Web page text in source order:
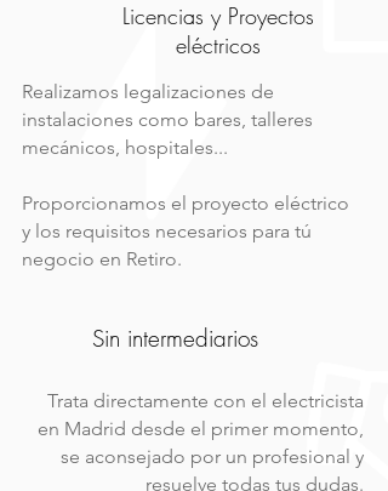
Licencias y Proyectos
eléctricos
Realizamos legalizaciones de
instalaciones como bares, talleres
mecánicos, hospitales...
Proporcionamos el proyecto eléctrico
y los requisitos necesarios para tú
negocio en Retiro.
Sin intermediarios
Trata directamente con el electricista
en Madrid desde el primer momento,
se aconsejado por un profesional y
resuelve todas tus dudas.